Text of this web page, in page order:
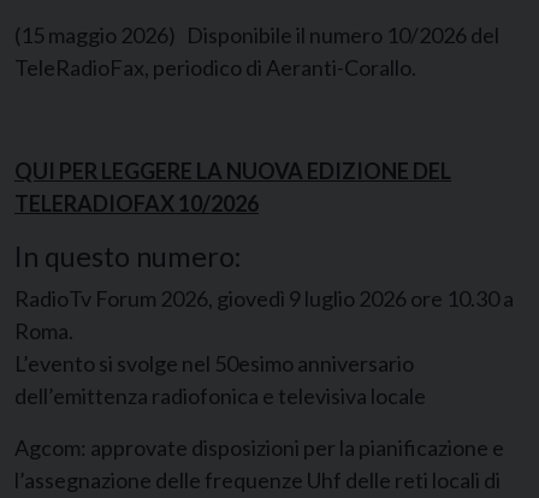
(15 maggio 2026) Disponibile il numero 10/2026 del
TeleRadioFax, periodico di Aeranti-Corallo.
QUI PER LEGGERE LA NUOVA EDIZIONE DEL
TELERADIOFAX 10/2026
In questo numero:
RadioTv Forum 2026, giovedì 9 luglio 2026 ore 10.30 a
Roma.
L’evento si svolge nel 50esimo anniversario
dell’emittenza radiofonica e televisiva locale
Agcom: approvate disposizioni per la pianificazione e
l’assegnazione delle frequenze Uhf delle reti locali di